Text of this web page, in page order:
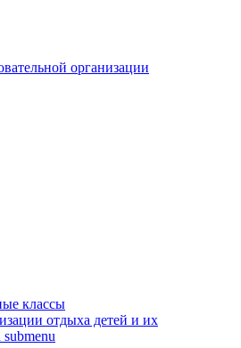
организации
классы
отдыха детей и их
submenu